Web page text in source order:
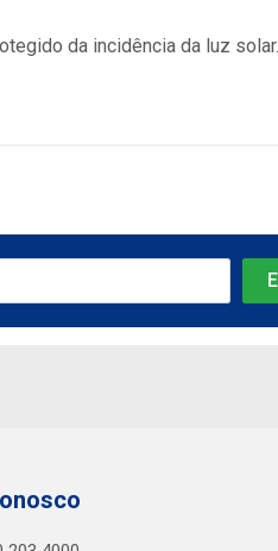
da incidência da luz solar.